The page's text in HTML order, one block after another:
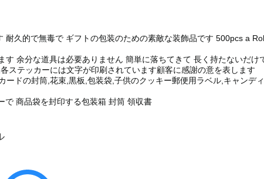
久的で無毒で ギフトの包装のための素敵な装飾品です 500pcs a
余分な道具は必要ありません 簡単に落ちてきて 長く持たないだけ
ステッカーには文字が印刷されています顧客に感謝の意を表します
ドの封筒,花束,黒板,包装袋,子供のクッキー郵便用ラベル,キャンデ
で 商品袋を封印する包装箱 封筒 領収書